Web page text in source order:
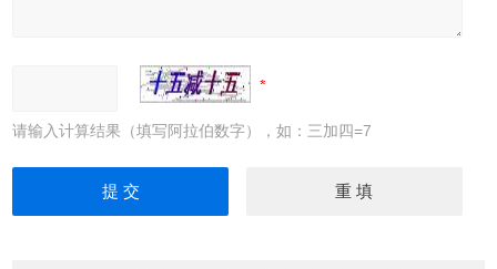
请输入计算结果（填写阿拉伯数字），如：三加四=7